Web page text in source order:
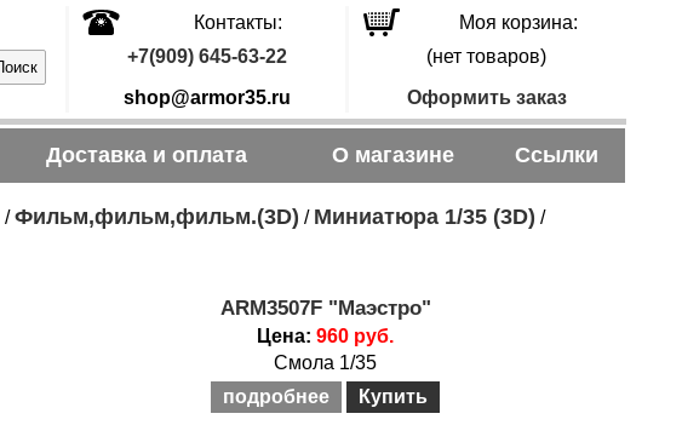
Контакты:
Моя корзина:
+7(909) 645-63-22
shop@armor35.ru
(нет товаров)
Оформить заказ
Доставка и оплата О магазине Ссылки
/Фильм,фильм,фильм.(3D) / Миниатюра 1/35 (3D) /
ARM3507F "Маэстро"
Цена: 960 руб.
Смола 1/35
подробнее
Купить